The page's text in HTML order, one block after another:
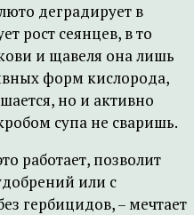
деградирует в
рост сеянцев, в то
и щавеля она лишь
форм кислорода,
но и активно
супа не сваришь.
работает, позволит
или с
гербицидов, – мечтает